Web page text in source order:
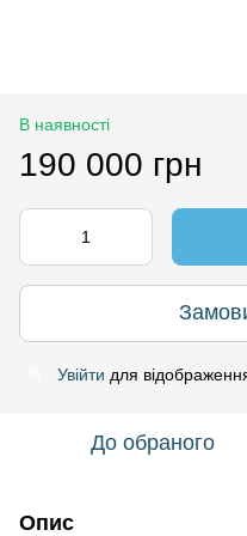
В наявності
190 000 грн
Увійти для
До обраного
Опис